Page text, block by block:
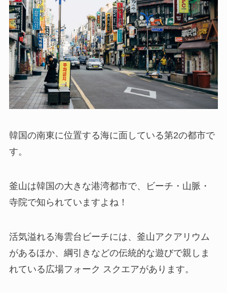
韓国の南東に位置する海に面している第2の都市で
す。
釜山は韓国の大きな港湾都市で、ビーチ・山脈 ・
寺院で知られていますよね！
活気溢れる海雲台ビーチには、釜山アクアリウム
があるほか、綱引きなどの伝統的な遊びで親しま
れている広場フォーク スクエアがあります。